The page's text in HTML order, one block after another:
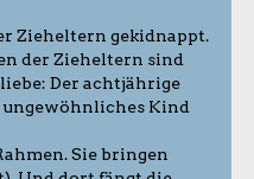
Zieheltern gekidnappt.
der Zieheltern sind
Der achtjährige
Kind
Sie bringen